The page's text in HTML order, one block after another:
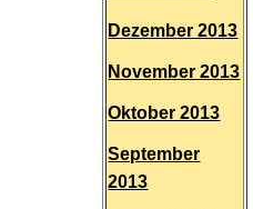
Dezember 2013
November 2013
Oktober 2013
September
2013